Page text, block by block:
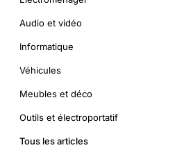
Audio et vidéo
Informatique
Véhicules
Meubles et déco
Outils et électroportatif
Tous les articles